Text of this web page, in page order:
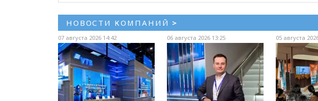
НОВОСТИ КОМПАНИЙ >
07 августа 2026 14:42 06 августа 2026 13:25 05 августа